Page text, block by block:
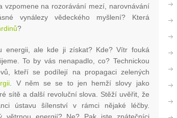
vzpomene na rozorávání mezí, narovnávání
vynálezy vědeckého myšlení? Která
?
energii, ale kde ji získat? Kde? Vítr fouká
To by vás nenapadlo, co? Technickou
kteří se podílejí na propagaci zelených
. V něm se se to jen hemží slovy jako
sítě a další revoluční slova. Stěží uvěřit, že
ústavu šílenství v rámci nějaké léčby.